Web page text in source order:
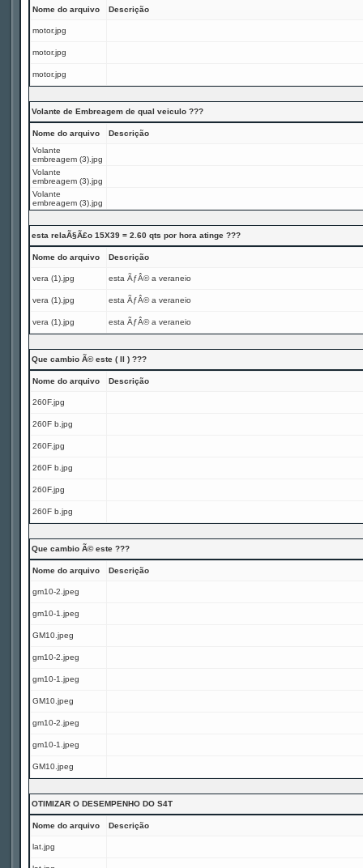
Nome do arquivo Descrição
motor.jpg
motor.jpg
motor.jpg
Volante de Embreagem de qual veiculo ???
Nome do arquivo
Descrição
Volante
embreagem (3).jpg
Volante
embreagem (3).jpg
Volante
embreagem (3).jpg
esta relaÃ§Ã£o 15X39 = 2.60 qts por hora atinge ???
Nome do arquivo Descrição
vera (1).jpg esta ÃƒÂ© a veraneio
vera (1).jpg esta ÃƒÂ© a veraneio
vera (1).jpg esta ÃƒÂ© a veraneio
Que cambio Ã© este ( II ) ???
Nome do arquivo Descrição
260F.jpg
260F b.jpg
260F.jpg
260F b.jpg
260F.jpg
260F b.jpg
Que cambio Ã© este ???
Nome do arquivo Descrição
gm10-2.jpeg
gm10-1.jpeg
GM10.jpeg
gm10-2.jpeg
gm10-1.jpeg
GM10.jpeg
gm10-2.jpeg
gm10-1.jpeg
GM10.jpeg
OTIMIZAR O DESEMPENHO DO S4T
Nome do arquivo Descrição
lat.jpg